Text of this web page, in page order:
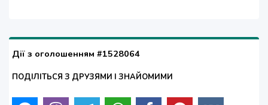
Дії з оголошенням #1528064
ПОДІЛІТЬСЯ З ДРУЗЯМИ І ЗНАЙОМИМИ